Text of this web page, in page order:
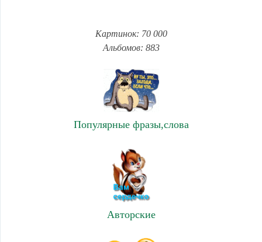
Картинок: 70 000
Альбомов: 883
Популярные фразы,слова
Авторские